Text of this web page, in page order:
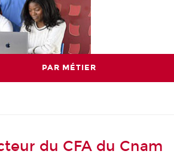
PAR MÉTIER
du CFA du Cnam